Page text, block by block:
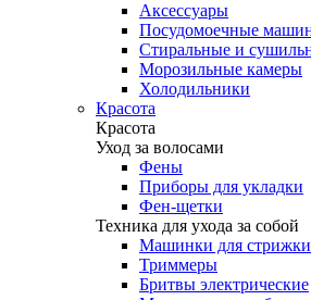
Аксессуары
Посудомоечные
Стиральные и
Морозильные камеры
Холодильники
Красота
Красота
Уход за волосами
Фены
Приборы для укладки
Фен-щетки
Техника для ухода за собой
Машинки для стрижки
Триммеры
Бритвы электрические